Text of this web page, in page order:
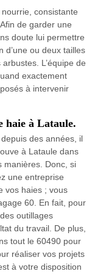
consistante
de garder une
doute lui permettre
d’une ou deux tailles
L’équipe de
exactement
à intervenir
haie à Lataule.
des années, il
à Lataule dans
manières. Donc, si
une entreprise
vos haies ; vous
60. En fait, pour
outillages
du travail. De plus,
tout le 60490 pour
réaliser vos projets
à votre disposition